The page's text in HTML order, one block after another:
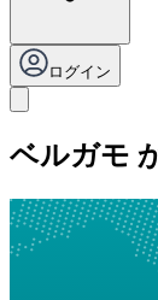
ログイン
ベルガモ